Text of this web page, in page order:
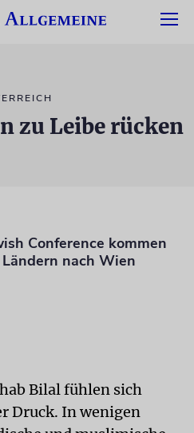
zu Leibe rücken
Conference kommen
nach Wien
Bilal fühlen sich
Druck. In wenigen